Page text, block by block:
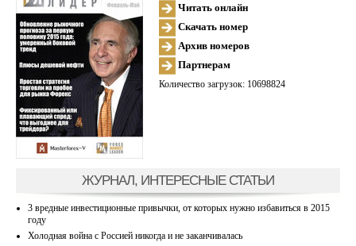
Читать онлайн
Скачать номер
Архив номеров
Партнерам
Количество загрузок: 10698824
ЖУРНАЛ, ИНТЕРЕСНЫЕ СТАТЬИ
3 вредные инвестиционные привычки, от которых нужно избавиться в 2015
году
Холодная война с Россией никогда и не заканчивалась